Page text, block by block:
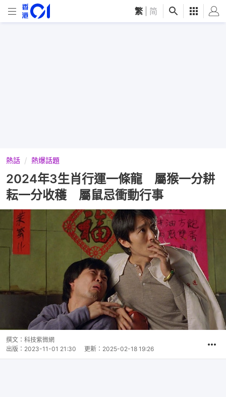
繁 简
熱話 熱爆話題
2024年3生肖行運一條龍 屬猴一分耕
耘一分收穫 屬鼠忌衝動行事
撰文： 科技紫微網
出版： 2023-11-01 21:30 更新： 2025-02-18 19:26